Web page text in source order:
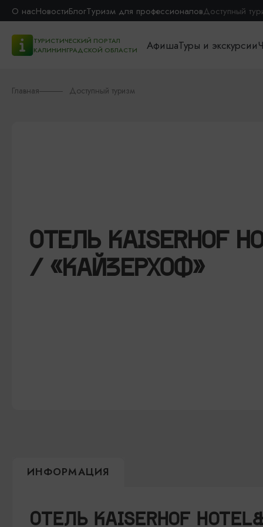
О насНовостиБлогТуризм для профессионаловДоступный
ТУРИСТИЧЕСКИЙ ПОРТАЛ
КАЛИНИНГРАДСКОЙ ОБЛАСТИ
АфишаТуры и экскурсии
Главная Доступный туризм
ОТЕЛЬ KAISERHOF
/ «КАЙЗЕРХОФ»
ИНФОРМАЦИЯ
ОТЕЛЬ KAISERHOF